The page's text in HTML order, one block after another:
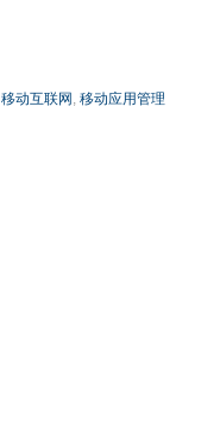
移动互联网 , 移动应用管理